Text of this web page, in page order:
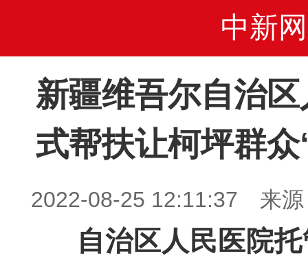
中新网
新疆维吾尔自治
式帮扶让柯坪群
2022-08-25 12:11:37 来源
自治区人民医院托